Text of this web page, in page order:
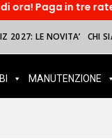
o
2027: LE NOVITA’ CHI
MANUTENZIONE